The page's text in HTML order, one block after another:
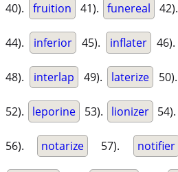
40). fruition 41). funereal 42).
44). inferior 45). inflater 46).
48). interlap 49). laterize 50).
52). leporine 53). lionizer 54).
56). notarize 57). notifier